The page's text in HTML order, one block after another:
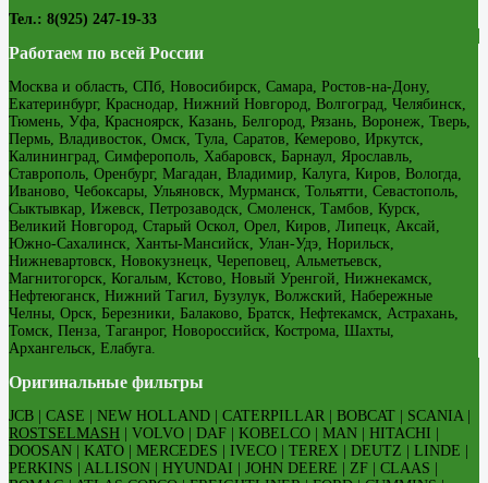
Тел.: 8(925) 247-19-33
Работаем по всей России
Москва и область, СПб, Новосибирск, Самара, Ростов-на-Дону,
Екатеринбург, Краснодар, Нижний Новгород, Волгоград, Челябинск,
Тюмень, Уфа, Красноярск, Казань, Белгород, Рязань, Воронеж, Тверь,
Пермь, Владивосток, Омск, Тула, Саратов, Кемерово, Иркутск,
Калининград, Симферополь, Хабаровск, Барнаул, Ярославль,
Ставрополь, Оренбург, Магадан, Владимир, Калуга, Киров, Вологда,
Иваново, Чебоксары, Ульяновск, Мурманск, Тольятти, Севастополь,
Сыктывкар, Ижевск, Петрозаводск, Смоленск, Тамбов, Курск,
Великий Новгород, Старый Оскол, Орел, Киров, Липецк, Аксай,
Южно-Сахалинск, Ханты-Мансийск, Улан-Удэ, Норильск,
Нижневартовск, Новокузнецк, Череповец, Альметьевск,
Магнитогорск, Когалым, Кстово, Новый Уренгой, Нижнекамск,
Нефтеюганск, Нижний Тагил, Бузулук, Волжский, Набережные
Челны, Орск, Березники, Балаково, Братск, Нефтекамск, Астрахань,
Томск, Пенза, Таганрог, Новороссийск, Кострома, Шахты,
Архангельск, Елабуга.
Оригинальные фильтры
JCB | CASE | NEW HOLLAND | CATERPILLAR | BOBCAT | SCANIA |
ROSTSELMASH | VOLVO | DAF | KOBELCO | MAN | HITACHI |
DOOSAN | KATO | MERCEDES | IVECO | TEREX | DEUTZ | LINDE |
PERKINS | ALLISON | HYUNDAI | JOHN DEERE | ZF | CLAAS |